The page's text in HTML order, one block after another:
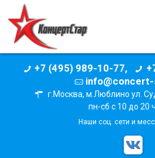
+7 (495) 989-10-77,
г.Москва, м.Люблино ул.
пн-сб с 10 до 20
Наши соц. сети и